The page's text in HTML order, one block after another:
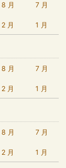
8 月 7 月
2 月 1 月
8 月 7 月
2 月 1 月
8 月 7 月
2 月 1 月